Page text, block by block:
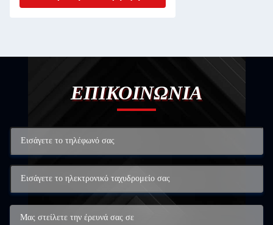
ΕΠΙΚΟΙΝΩΝΙΑ